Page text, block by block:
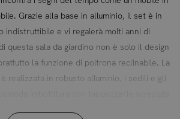
Grazie alla base in alluminio, il set è in
indistruttibile e vi regalerà molti anni di
questa sala da giardino non è solo il design
la funzione di poltrona reclinabile. La
realizzata in robusto alluminio, i sedili e gli